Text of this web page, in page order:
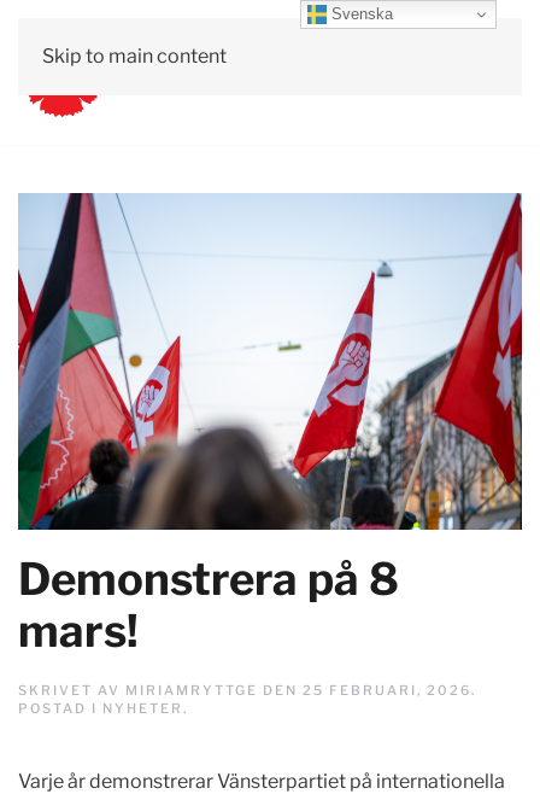
Skip to main content
Demonstrera på 8
mars!
SKRIVET AV MIRIAMRYTTGE DEN 25 FEBRUARI, 2026 .
POSTAD I NYHETER .
Varje år demonstrerar Vänsterpartiet på internationella
Svenska